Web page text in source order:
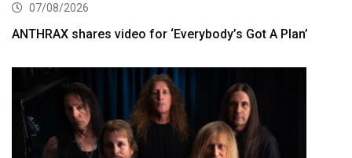
07/08/2026
ANTHRAX shares video for ‘Everybody’s Got A Plan’